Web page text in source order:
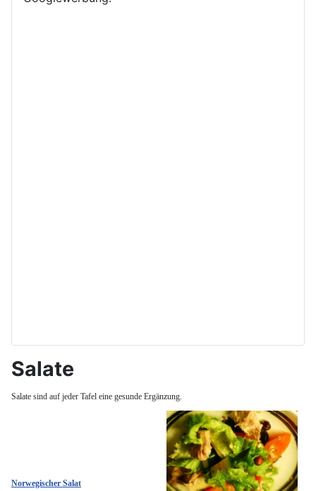
Salate
Salate sind auf jeder Tafel eine gesunde Ergänzung.
Norwegischer Salat